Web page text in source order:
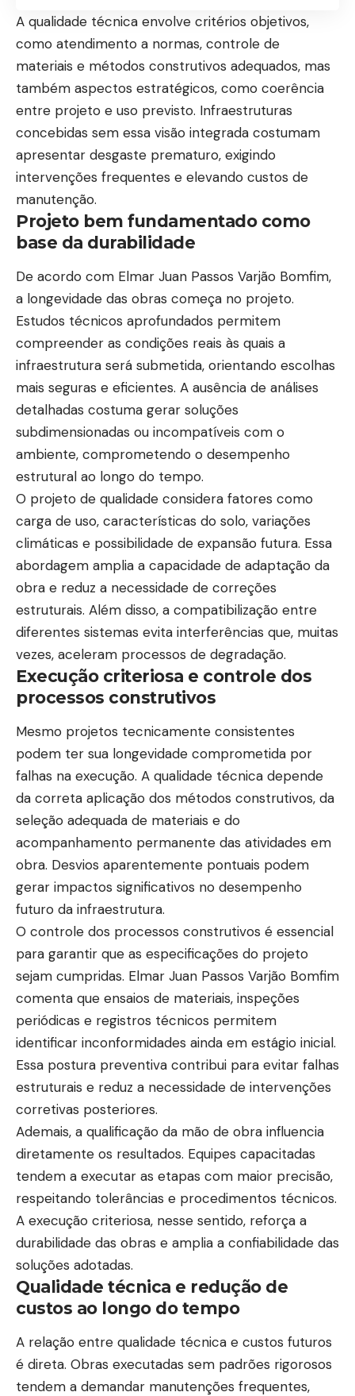
A qualidade técnica envolve critérios objetivos,
como atendimento a normas, controle de
materiais e métodos construtivos adequados, mas
também aspectos estratégicos, como coerência
entre projeto e uso previsto. Infraestruturas
concebidas sem essa visão integrada costumam
apresentar desgaste prematuro, exigindo
intervenções frequentes e elevando custos de
manutenção.
Projeto bem fundamentado como
base da durabilidade
De acordo com Elmar Juan Passos Varjão Bomfim,
a longevidade das obras começa no projeto.
Estudos técnicos aprofundados permitem
compreender as condições reais às quais a
infraestrutura será submetida, orientando escolhas
mais seguras e eficientes. A ausência de análises
detalhadas costuma gerar soluções
subdimensionadas ou incompatíveis com o
ambiente, comprometendo o desempenho
estrutural ao longo do tempo.
O projeto de qualidade considera fatores como
carga de uso, características do solo, variações
climáticas e possibilidade de expansão futura. Essa
abordagem amplia a capacidade de adaptação da
obra e reduz a necessidade de correções
estruturais. Além disso, a compatibilização entre
diferentes sistemas evita interferências que, muitas
vezes, aceleram processos de degradação.
Execução criteriosa e controle dos
processos construtivos
Mesmo projetos tecnicamente consistentes
podem ter sua longevidade comprometida por
falhas na execução. A qualidade técnica depende
da correta aplicação dos métodos construtivos, da
seleção adequada de materiais e do
acompanhamento permanente das atividades em
obra. Desvios aparentemente pontuais podem
gerar impactos significativos no desempenho
futuro da infraestrutura.
O controle dos processos construtivos é essencial
para garantir que as especificações do projeto
sejam cumpridas. Elmar Juan Passos Varjão Bomfim
comenta que ensaios de materiais, inspeções
periódicas e registros técnicos permitem
identificar inconformidades ainda em estágio inicial.
Essa postura preventiva contribui para evitar falhas
estruturais e reduz a necessidade de intervenções
corretivas posteriores.
Ademais, a qualificação da mão de obra influencia
diretamente os resultados. Equipes capacitadas
tendem a executar as etapas com maior precisão,
respeitando tolerâncias e procedimentos técnicos.
A execução criteriosa, nesse sentido, reforça a
durabilidade das obras e amplia a confiabilidade das
soluções adotadas.
Qualidade técnica e redução de
custos ao longo do tempo
A relação entre qualidade técnica e custos futuros
é direta. Obras executadas sem padrões rigorosos
tendem a demandar manutenções frequentes,